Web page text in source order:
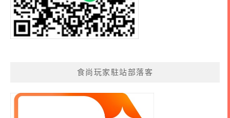
食尚玩家駐站部落客